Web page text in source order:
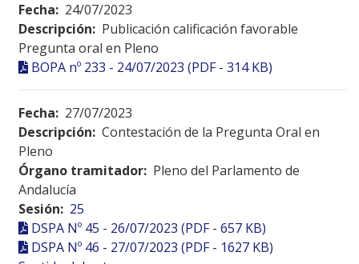
Fecha: 24/07/2023
Descripción: Publicación calificación favorable
Pregunta oral en Pleno
BOPA nº 233 - 24/07/2023 (PDF - 314 KB)
Fecha: 27/07/2023
Descripción: Contestación de la Pregunta Oral en
Pleno
Órgano tramitador: Pleno del Parlamento de
Andalucía
Sesión: 25
DSPA Nº 45 - 26/07/2023 (PDF - 657 KB)
DSPA Nº 46 - 27/07/2023 (PDF - 1627 KB)